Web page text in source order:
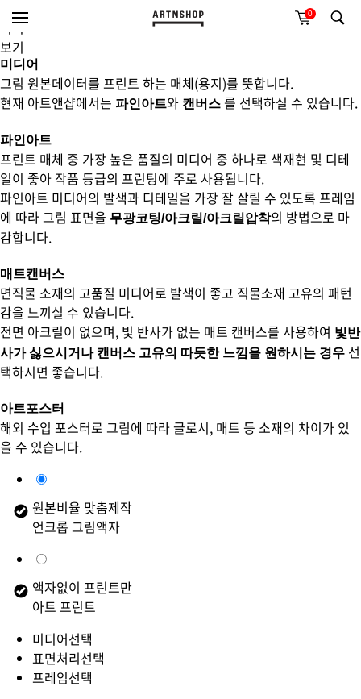
0
미리
보기
미디어
그림 원본데이터를 프린트 하는 매체(용지)를 뜻합니다.
현재 아트앤샵에서는 파인아트와 캔버스 를 선택하실 수 있습니다.
파인아트
프린트 매체 중 가장 높은 품질의 미디어 중 하나로 색재현 및 디테
일이 좋아 작품 등급의 프린팅에 주로 사용됩니다.
파인아트 미디어의 발색과 디테일을 가장 잘 살릴 수 있도록 프레임
에 따라 그림 표면을 무광코팅/아크릴/아크릴압착의 방법으로 마
감합니다.
매트캔버스
면직물 소재의 고품질 미디어로 발색이 좋고 직물소재 고유의 패턴
감을 느끼실 수 있습니다.
전면 아크릴이 없으며, 빛 반사가 없는 매트 캔버스를 사용하여 빛반
사가 싫으시거나 캔버스 고유의 따듯한 느낌을 원하시는 경우 선
택하시면 좋습니다.
아트포스터
해외 수입 포스터로 그림에 따라 글로시, 매트 등 소재의 차이가 있
을 수 있습니다.
원본비율 맞춤제작
언크롭 그림액자
액자없이 프린트만
아트 프린트
미디어선택
표면처리선택
프레임선택